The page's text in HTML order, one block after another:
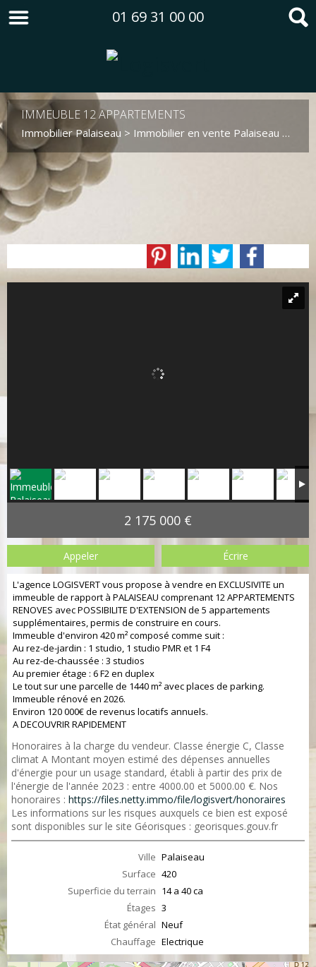
01 69 31 00 00
IMMEUBLE 12 APPARTEMENTS
Immobilier Palaiseau > Immobilier en vente Palaiseau >
2 175 000 €
Appeler Écrire
L'agence LOGISVERT vous propose à vendre en EXCLUSIVITE un
immeuble de rapport à PALAISEAU comprenant 12 APPARTEMENTS
RENOVES avec POSSIBILITE D'EXTENSION de 5 appartements
supplémentaires, permis de construire en cours.
Immeuble d'environ 420 m² composé comme suit :
Au rez-de-jardin : 1 studio, 1 studio PMR et 1 F4
Au rez-de-chaussée : 3 studios
Au premier étage : 6 F2 en duplex
Le tout sur une parcelle de 1440 m² avec places de parking.
Immeuble rénové en 2026.
Environ 120 000€ de revenus locatifs annuels.
A DECOUVRIR RAPIDEMENT
Honoraires à la charge du vendeur. Classe énergie C, Classe
climat A Montant moyen estimé des dépenses annuelles
d'énergie pour un usage standard, établi à partir des prix de
l'énergie de l'année 2023 : entre 4000.00 et 5000.00 €. Nos
honoraires : https://files.netty.immo/file/logisvert/honoraires
Les informations sur les risques auxquels ce bien est exposé
sont disponibles sur le site Géorisques : georisques.gouv.fr
Ville Palaiseau
Surface 420
Superficie du terrain 14 a 40 ca
Étages 3
État général Neuf
Chauffage Electrique